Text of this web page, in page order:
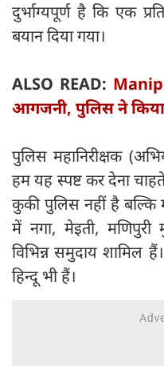
दुर्भाग्यपूर्ण है कि एक
बयान दिया गया।
ALSO READ:
आगजनी, पुलिस ने किया
पुलिस महानिरीक्षक
हम यह स्पष्ट कर देना
कुकी पुलिस नहीं है बल्कि
में नगा, मेइती, मणिपुरी
विभिन्न समुदाय
हिन्दू भी हैं।